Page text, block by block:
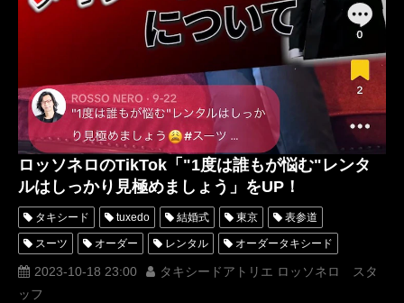
ロッソネロのTikTok「"1度は誰もが悩む"レンタ
ルはしっかり見極めましょう」をUP！
タキシード tuxedo 結婚式 東京 表参道
スーツ オーダー レンタル オーダータキシード
レンタルタキシード ロッソネロ 蝶ネクタイ 人気
横山宗生
2023-10-18 23:00
タキシードアトリエ ロッソネロ スタ
ッフ